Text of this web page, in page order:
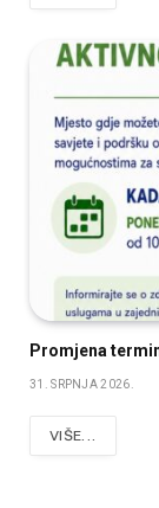
Promjena
31. SRPNJA 2026.
VIŠE...